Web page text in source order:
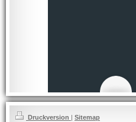
Druckversion | Sitemap